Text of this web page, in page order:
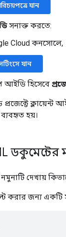
যান
সনাক্ত করতে:
Cloud কনসোলে,
যান
আইডি হিসেবে
প্রজেক্টে
হয়।
নমুনাটি দেখায়
করার জন্য একটি